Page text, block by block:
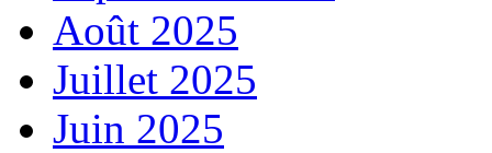
Août 2025
Juillet 2025
Juin 2025